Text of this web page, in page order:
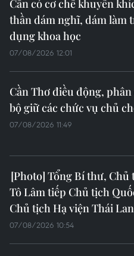
Cần có cơ chế khuyến
thần dám nghĩ, dám làm
dụng khoa học
07/08/2026 12:01
Cần Thơ điều động,
bộ giữ các chức vụ chủ
07/08/2026 11:49
Tổng Bí thư, Chủ
Tô Lâm tiếp Chủ tịch
Chủ tịch Hạ viện Thái Lan
07/08/2026 10:54